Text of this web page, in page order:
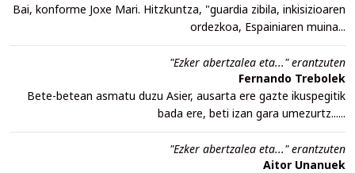
Bai, konforme Joxe Mari. Hitzkuntza, "guardia zibila, inkisizioaren
ordezkoa, Espainiaren muina...
"Ezker abertzalea eta..." erantzuten
Fernando Trebolek
Bete-betean asmatu duzu Asier, ausarta ere gazte ikuspegitik
bada ere, beti izan gara umezurtz......
"Ezker abertzalea eta..." erantzuten
Aitor Unanuek